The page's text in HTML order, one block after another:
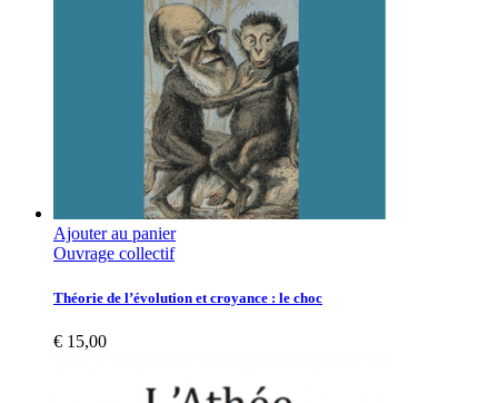
Ajouter au panier
Ouvrage collectif
Théorie de l’évolution et croyance : le choc
€ 15,00